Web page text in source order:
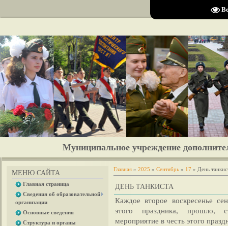
Муниципальное учреждение
МЕНЮ САЙТА
Главная страница
Сведения об образовательной
организации
Основные сведения
Структура и органы
Главная » 2025 » Сентябрь » 17 » День
ДЕНЬ ТАНКИСТА
Каждое второе воскресенье
этого праздника, прошло,
мероприятие в честь этого